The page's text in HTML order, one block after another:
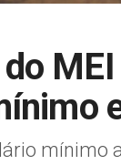
mínimo